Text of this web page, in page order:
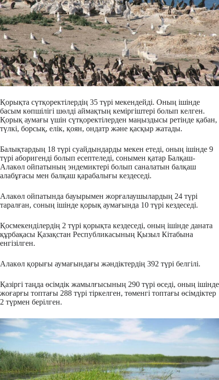
Қорықта сүтқоректілердің 35 түрі мекендейді. Оның ішінде
басым көпшілігі шөлді аймақтың кеміргіштері болып келген.
Қорық аумағы үшін сүтқоректілерден маңыздысы ретінде қабан,
түлкі, борсық, елік, қоян, ондатр және қасқыр жатады.
Балықтардың 18 түрі суайдындарды мекен етеді, оның ішінде 9
түрі аборигенді болып есептеледі, сонымен қатар Балқаш-
Алакөл ойпатының эндемиктері болып саналатын балқаш
алабұғасы мен балқаш қарабалығы кездеседі.
Алакөл ойпатында бауырымен жорғалаушылардың 24 түрі
таралған, соның ішінде қорық аумағында 10 түрі кездеседі.
Қосмекенділердің 2 түрі қорықта кездеседі, оның ішінде даната
құрбақасы Қазақстан Республикасының Қызыл Кітабына
енгізілген.
Алакөл қорығы аумағындағы жәндіктердің 392 түрі белгілі.
Қазіргі таңда өсімдік жамылғысының 290 түрі өседі, оның ішінде
жоғарғы топтағы 288 түрі тіркелген, төменгі топтағы өсімдіктер
2 түрмен берілген.